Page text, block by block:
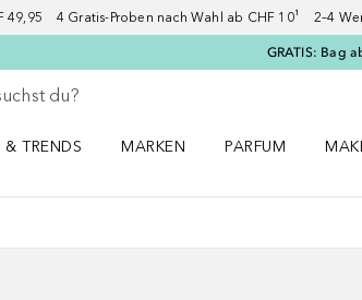
49,95 4 Gratis-Proben nach Wahl ab CHF 10¹ 2–4
GRATIS: Bag
& TRENDS
MARKEN
PARFUM